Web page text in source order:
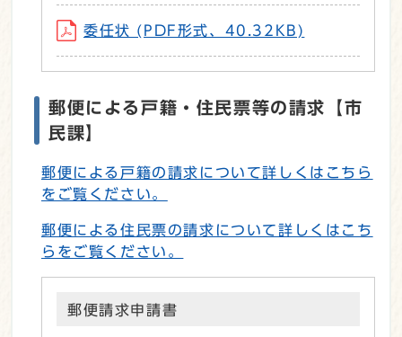
委任状 (PDF形式、40.32KB)
郵便による戸籍・住民票等の請求【市
民課】
郵便による戸籍の請求について詳しくはこちら
をご覧ください。
郵便による住民票の請求について詳しくはこち
らをご覧ください。
郵便請求申請書